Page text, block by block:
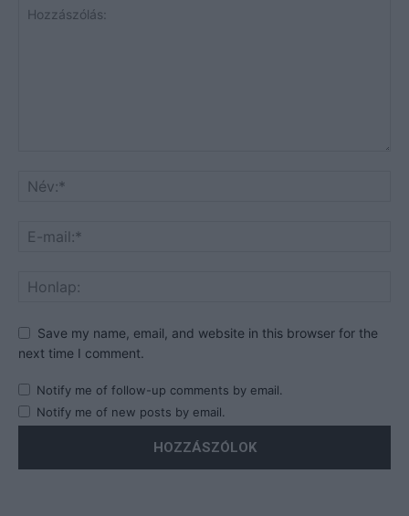
Save my name, email, and website in this browser for the
next time I comment.
Notify me of follow-up comments by email.
Notify me of new posts by email.